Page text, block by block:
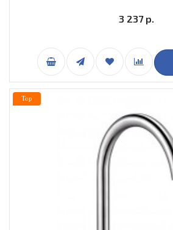
3 237 р.
Top